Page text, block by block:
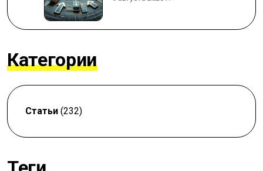
Категории
Статьи (232)